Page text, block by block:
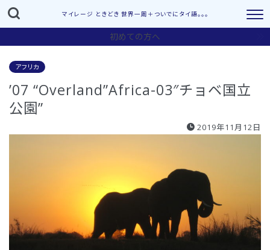
マイレージ ときどき 世界一周＋ついでにタイ語。。。
初めての方へ
アフリカ
’07 “Overland”Africa-03″チョベ国立
公園”
2019年11月12日